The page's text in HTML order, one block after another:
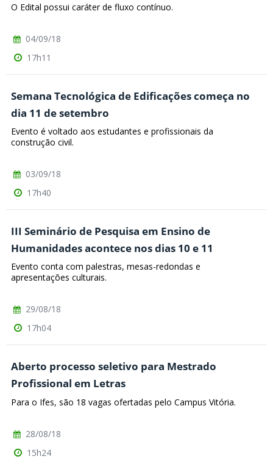
O Edital possui caráter de fluxo contínuo.
04/09/18
17h11
Semana Tecnológica de Edificações começa no
dia 11 de setembro
Evento é voltado aos estudantes e profissionais da
construção civil.
03/09/18
17h40
III Seminário de Pesquisa em Ensino de
Humanidades acontece nos dias 10 e 11
Evento conta com palestras, mesas-redondas e
apresentações culturais.
29/08/18
17h04
Aberto processo seletivo para Mestrado
Profissional em Letras
Para o Ifes, são 18 vagas ofertadas pelo Campus Vitória.
28/08/18
15h24